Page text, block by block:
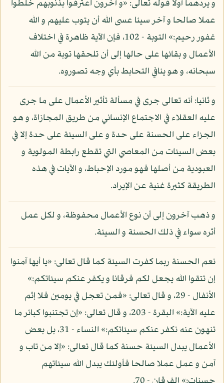
و يردهما أولا قوله تعالى: «و آخرون اعترفوا بذنوبهم خلطوا
عملا صالحا و آخر سيئا عسى الله أن يتوب عليهم و الله
غفور رحيم:» التوبة - 102، فإن الآية ظاهرة في اختلاف
الأعمال و بقائها على حالها إلى أن تلحقها توبة من الله
سبحانه، و هو ينافي التحابط بأي وجه تصوروه.
و ثانيا: أنه تعالى جرى في مسألة تأثير الأعمال على ما جرى
عليه العقلاء في الاجتماع الإنساني من طريق المجازاة، و هو
الجزاء على الحسنة على حدة و على السيئة على حدة إلا في
بعض السيئات من المعاصي التي تقطع رابطة المولوية و
العبودية من أصلها فهو مورد الإحباط، و الآيات في هذه
الطريقة كثيرة غنية عن الإيراد.
و ذهب آخرون إلى أن نوع الأعمال محفوظة، و لكل عمل
أثره سواء في ذلك الحسنة و السيئة.
نعم الحسنة ربما كفرت السيئة كما قال تعالى: «يا أيها آمنوا
إن تتقوا الله يجعل لكم فرقانا و يكفر عنكم سيئاتكم:»
الأنفال - 29، و قال تعالى: «فمن تعجل في يومين فلا إثم
عليه الآية:» البقرة - 203، و قال تعالى: «إن تجتنبوا كبائر ما
تنهون عنه نكفر عنكم سيئاتكم:» النساء - 31، بل بعض
الأعمال يبدل السيئة حسنة كما قال تعالى: «إلا من تاب و
آمن و عمل عملا صالحا فأولئك يبدل الله سيئاتهم